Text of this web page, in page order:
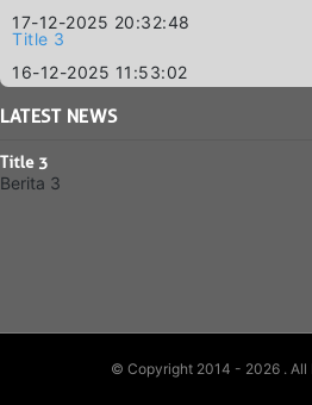
17-12-2025 20:32:48
Title 3
16-12-2025 11:53:02
LATESTNEWS
Title 3
Berita 3
© Copyright 2014 - 2026 . All